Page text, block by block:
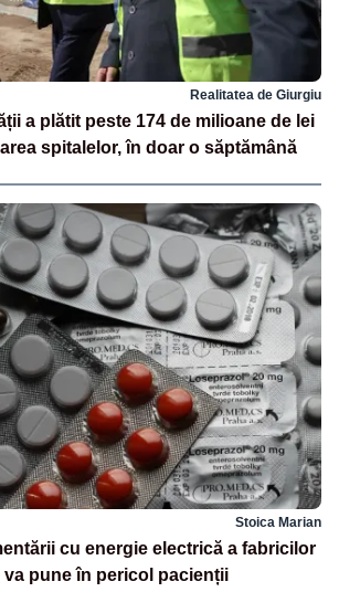
Realitatea de Giurgiu
a plătit peste 174 de milioane de lei
spitalelor, în doar o săptămână
Stoica Marian
cu energie electrică a fabricilor
va pune în pericol pacienții